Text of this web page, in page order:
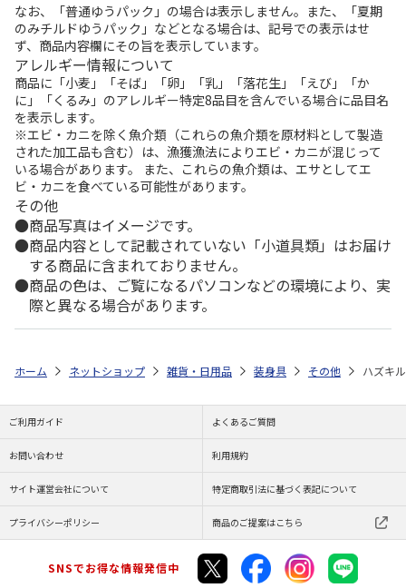
なお、「普通ゆうパック」の場合は表示しません。また、「夏期
のみチルドゆうパック」などとなる場合は、記号での表示はせ
ず、商品内容欄にその旨を表示しています。
アレルギー情報について
商品に「小麦」「そば」「卵」「乳」「落花生」「えび」「か
に」「くるみ」のアレルギー特定8品目を含んでいる場合に品目名
を表示します。
※エビ・カニを除く魚介類（これらの魚介類を原材料として製造
された加工品も含む）は、漁獲漁法によりエビ・カニが混じって
いる場合があります。 また、これらの魚介類は、エサとしてエ
ビ・カニを食べている可能性があります。
その他
商品写真はイメージです。
商品内容として記載されていない「小道具類」はお届け
する商品に含まれておりません。
商品の色は、ご覧になるパソコンなどの環境により、実
際と異なる場合があります。
ホーム ネットショップ 雑貨・日用品 装身具 その他 ハズキ
ご利用ガイド よくあるご質問
お問い合わせ 利用規約
サイト運営会社について 特定商取引法に基づく表記について
プライバシーポリシー 商品のご提案はこちら
SNSでお得な情報発信中